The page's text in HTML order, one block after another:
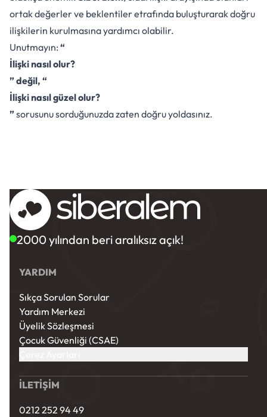
ortak değerler ve beklentiler etrafında buluşturarak doğru
ilişkilerin kurulmasına yardımcı olabilir.
Unutmayın: “
İlişki nasıl olur?
” değil, “
İlişki nasıl güzel olur?
”sorusunu sorduğunuzda zaten doğru yoldasınız.
2000 yılından beri aralıksız açık!
YARDIM
Sıkça Sorulan Sorular
Yardım Merkezi
Üyelik Sözleşmesi
Çocuk Güvenliği (CSAE)
İLETİŞİM
0212 252 94 49